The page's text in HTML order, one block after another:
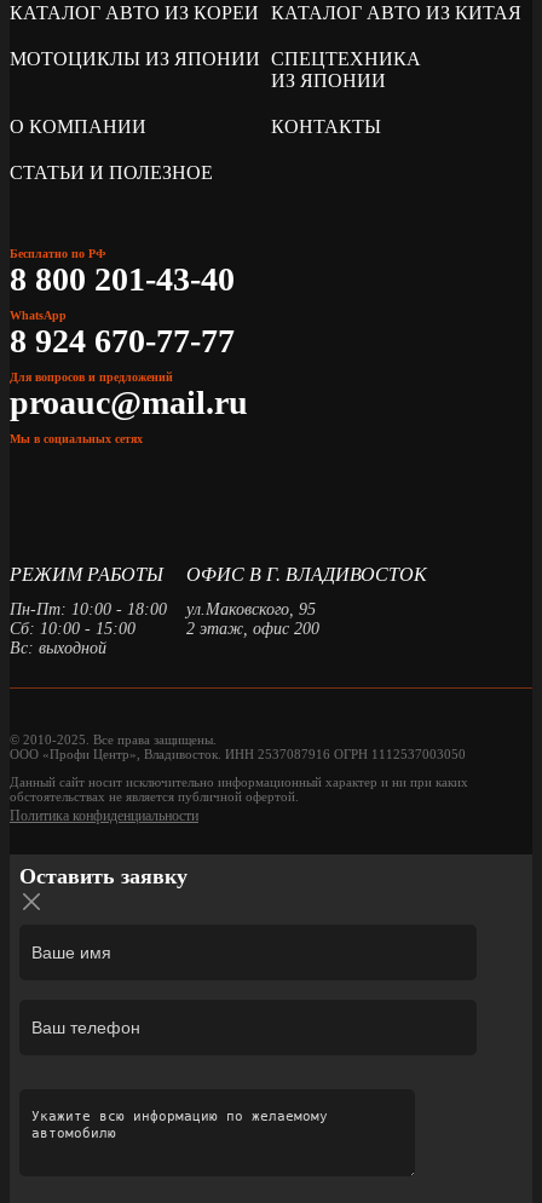
КАТАЛОГ АВТО ИЗ КОРЕИ КАТАЛОГ АВТО ИЗ КИТАЯ
МОТОЦИКЛЫ ИЗ ЯПОНИИ СПЕЦТЕХНИКА
ИЗ ЯПОНИИ
О КОМПАНИИ КОНТАКТЫ
СТАТЬИ И ПОЛЕЗНОЕ
Бесплатно по РФ
8 800 201-43-40
WhatsApp
8 924 670-77-77
Для вопросов и предложений
proauc@mail.ru
Мы в социальных сетях
РЕЖИМ РАБОТЫ
Пн-Пт: 10:00 - 18:00
Сб: 10:00 - 15:00
Вс: выходной
ОФИС В Г. ВЛАДИВОСТОК
ул.Маковского, 95
2 этаж, офис 200
© 2010-2025. Все права защищены.
ООО «Профи Центр», Владивосток. ИНН 2537087916 ОГРН 1112537003050
Данный сайт носит исключительно информационный характер и ни при каких
обстоятельствах не является публичной офертой.
Политика конфиденциальности
Оставить заявку